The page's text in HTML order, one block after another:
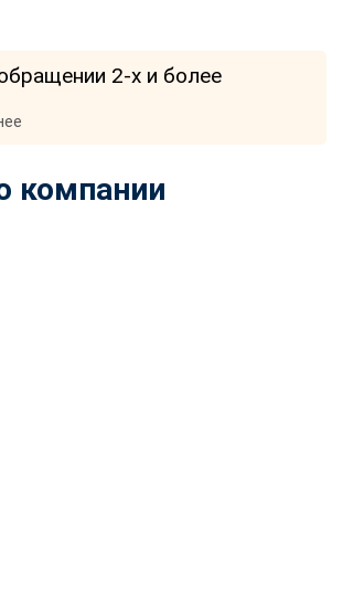
2-х и более
компании